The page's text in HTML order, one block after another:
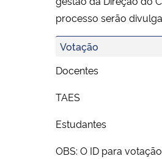
processo serão
Votação
Docentes
TAES
Estudantes
OBS: O ID para